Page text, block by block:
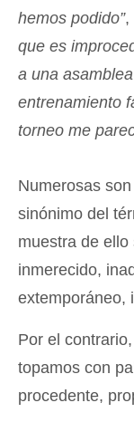
hemos podido”,
que es
a una
entrenamiento
torneo me
Numerosas
sinónimo del
muestra de
inmerecido,
extemporáneo,
Por el
topamos con
procedente,